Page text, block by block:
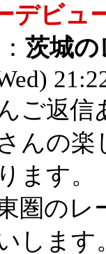
デビュ
茨城
ご返
んの
ます。
圏のレ
します